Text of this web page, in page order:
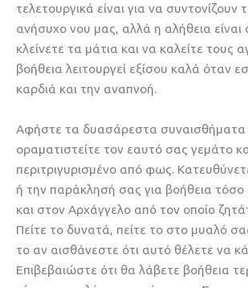
τελετουργικά είναι για να
ανήσυχο νου μας, αλλά η αλήθεια είναι
κλείνετε τα μάτια και να καλείτε τους
βοήθεια λειτουργεί εξίσου καλά όταν
καρδιά και την αναπνοή.
Αφήστε τα δυασάρεστα συναισθήματα
οραματιστείτε τον εαυτό σας γεμάτο
περιτριγυρισμένο από φως.
ή την παράκλησή σας για βοήθεια
και στον Αρχάγγελο από τον οποίο
Πείτε το δυνατά, πείτε το στο μυαλό
το αν αισθάνεστε ότι αυτό θέλετε να
Επιβεβαιώστε ότι θα λάβετε βοήθεια